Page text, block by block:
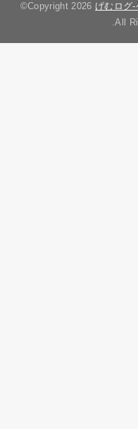
©Copyright 2026 げむログ
.All